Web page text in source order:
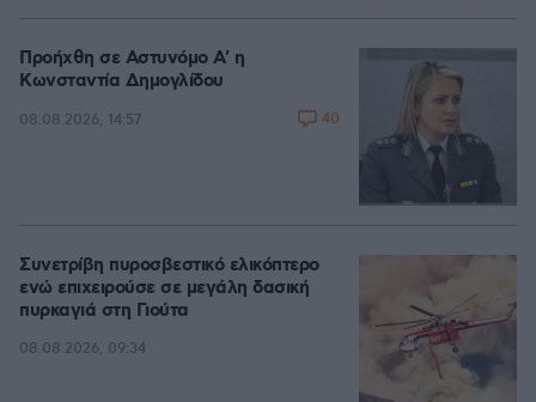
Προήχθη σε Αστυνόμο Α' η
Κωνσταντία Δημογλίδου
08.08.2026, 14:57 40
Συνετρίβη πυροσβεστικό ελικόπτερο
ενώ επιχειρούσε σε μεγάλη δασική
πυρκαγιά στη Γιούτα
08.08.2026, 09:34